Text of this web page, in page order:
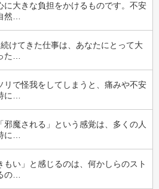
に大きな負担をかけるものです。不安
然…
けてきた仕事は、あなたにとって大
た…
リで怪我をしてしまうと、痛みや不安
に…
魔される」という感覚は、多くの人
に…
もい」と感じるのは、何かしらのスト
の…